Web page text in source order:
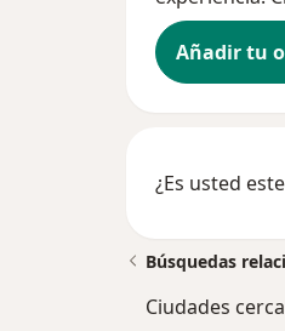
Añadir tu
¿Es usted
Búsquedas
Ciudades